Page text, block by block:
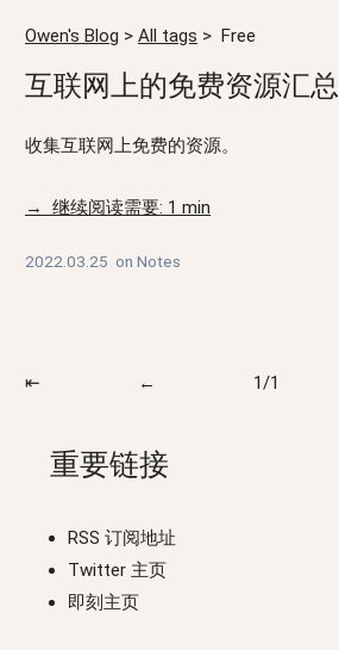
Owen's Blog > All tags > Free
互联网上的免费资源汇总
收集互联网上免费的资源。
→ 继续阅读需要: 1 min
2022.03.25 on Notes
⇤ ← 1/1
重要链接
RSS 订阅地址
Twitter 主页
即刻主页